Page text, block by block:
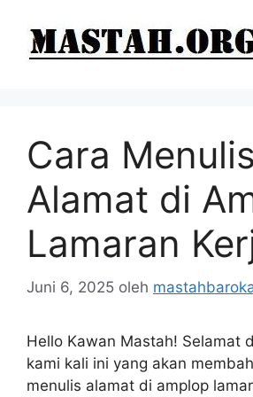
Cara Menulis
Alamat di
Lamaran
Juni 6, 2025 oleh
Hello Kawan Mastah! Selamat
kami kali ini yang akan
menulis alamat di amplop